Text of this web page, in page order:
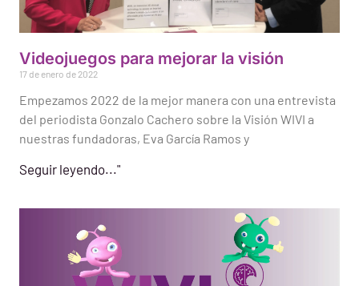
Videojuegos para mejorar la visión
17 de enero de 2022
Empezamos 2022 de la mejor manera con una entrevista
del periodista Gonzalo Cachero sobre la Visión WIVI a
nuestras fundadoras, Eva García Ramos y
Seguir leyendo..."